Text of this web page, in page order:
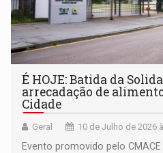
É HOJE: Batida da
arrecadação de
Cidade
Geral 10 de Julho de 2026
Evento promovido pelo